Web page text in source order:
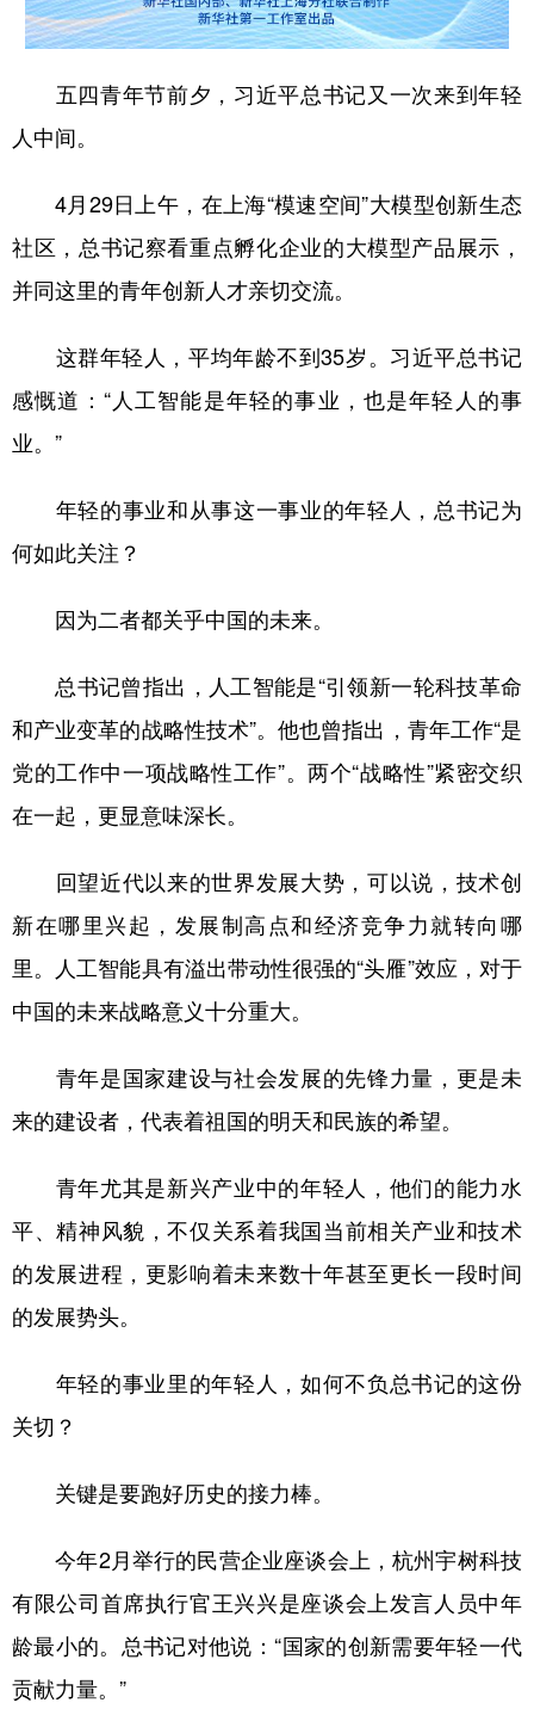
辽宁 吉林 上海 江苏
山东 河南 湖北 湖南
四川 贵州 云南 西藏
陕西 甘肃 青海 宁夏
多语种频道
Русский язык 日本語 한국어
Deutsch
五四青年节前夕，习近平总书记又一次来到年轻
人中间。
4月29日上午，在上海“模速空间”大模型创新生态
社区，总书记察看重点孵化企业的大模型产品展示，
并同这里的青年创新人才亲切交流。
这群年轻人，平均年龄不到35岁。习近平总书记
感慨道：“人工智能是年轻的事业，也是年轻人的事
业。”
年轻的事业和从事这一事业的年轻人，总书记为
何如此关注？
因为二者都关乎中国的未来。
总书记曾指出，人工智能是“引领新一轮科技革命
和产业变革的战略性技术”。他也曾指出，青年工作“是
党的工作中一项战略性工作”。两个“战略性”紧密交织
在一起，更显意味深长。
回望近代以来的世界发展大势，可以说，技术创
新在哪里兴起，发展制高点和经济竞争力就转向哪
里。人工智能具有溢出带动性很强的“头雁”效应，对于
中国的未来战略意义十分重大。
青年是国家建设与社会发展的先锋力量，更是未
来的建设者，代表着祖国的明天和民族的希望。
青年尤其是新兴产业中的年轻人，他们的能力水
平、精神风貌，不仅关系着我国当前相关产业和技术
的发展进程，更影响着未来数十年甚至更长一段时间
的发展势头。
年轻的事业里的年轻人，如何不负总书记的这份
关切？
关键是要跑好历史的接力棒。
今年2月举行的民营企业座谈会上，杭州宇树科技
有限公司首席执行官王兴兴是座谈会上发言人员中年
龄最小的。总书记对他说：“国家的创新需要年轻一代
贡献力量。”